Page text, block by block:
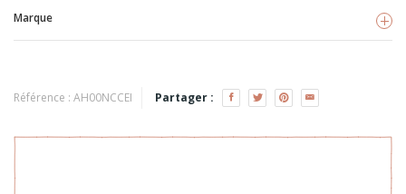
Marque
Voir les produits
Référence : AH00NCCEI Partager :